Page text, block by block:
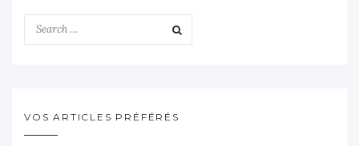
VOS ARTICLES PRÉFÉRÉS